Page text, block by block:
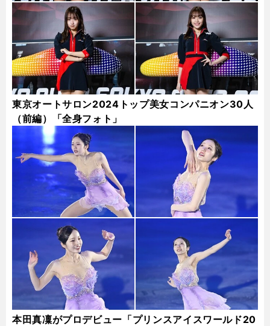
東京オートサロン2024トップ美女コンパニオン30人
（前編）「全身フォト」
本田真凜がプロデビュー「プリンスアイスワールド20